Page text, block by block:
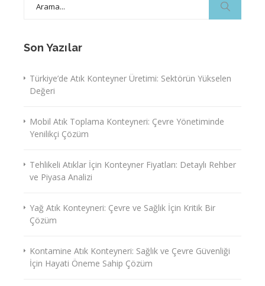
Son Yazılar
Türkiye’de Atık Konteyner Üretimi: Sektörün Yükselen
Değeri
Mobil Atık Toplama Konteyneri: Çevre Yönetiminde
Yenilikçi Çözüm
Tehlikeli Atıklar İçin Konteyner Fiyatları: Detaylı Rehber
ve Piyasa Analizi
Yağ Atık Konteyneri: Çevre ve Sağlık İçin Kritik Bir
Çözüm
Kontamine Atık Konteyneri: Sağlık ve Çevre Güvenliği
İçin Hayati Öneme Sahip Çözüm